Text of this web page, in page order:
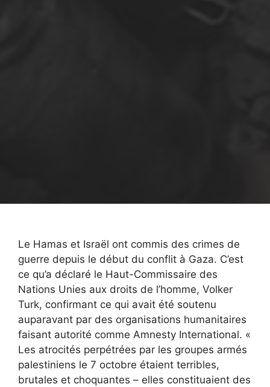
Le Hamas et Israël ont commis des crimes de
guerre depuis le début du conflit à Gaza. C’est
ce qu’a déclaré le Haut-Commissaire des
Nations Unies aux droits de l’homme, Volker
Turk, confirmant ce qui avait été soutenu
auparavant par des organisations humanitaires
faisant autorité comme Amnesty International. «
Les atrocités perpétrées par les groupes armés
palestiniens le 7 octobre étaient terribles,
brutales et choquantes – elles constituaient des